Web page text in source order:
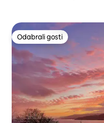
Odabrali gosti
Odabrali gosti